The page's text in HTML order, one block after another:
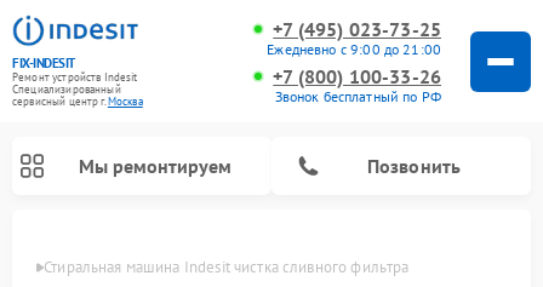
FIX-INDESIT
Ремонт устройств Indesit
Специализированный
cервисный центр г.Москва
+7 (495) 023-73-25
Ежедневно с 9:00 до 21:00
+7 (800) 100-33-26
Звонок бесплатный по РФ
Мы ремонтируем Позвонить
Стиральная машина Indesit чистка сливного фильтра